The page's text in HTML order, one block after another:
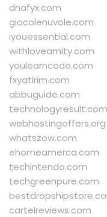
dnafyx.com
giocolenuvole.com
iyouessential.com
withloveamity.com
youlearncode.com
fxyatirim.com
abbuguide.com
technologyresult.com
webhostingoffers.org
whatszow.com
ehomeamerca.com
techintendo.com
techgreenpure.com
cartelreviews.com